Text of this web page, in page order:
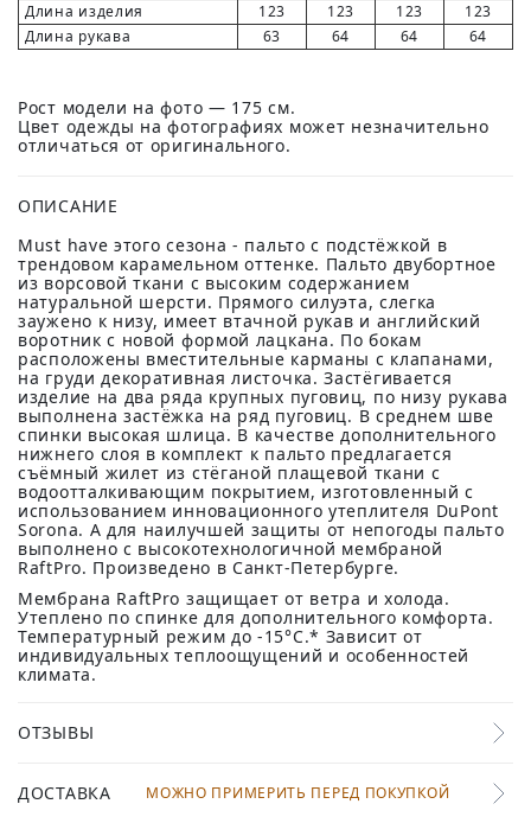
Длина изделия
123 123 123
123
Длина рукава
63 64 64 64
Рост модели на фото — 175 см.
Цвет одежды на фотографиях может незначительно
отличаться от оригинального.
ОПИСАНИЕ
Must have этого сезона - пальто с подстёжкой в
трендовом карамельном оттенке. Пальто двубортное
из ворсовой ткани с высоким содержанием
натуральной шерсти. Прямого силуэта, слегка
заужено к низу, имеет втачной рукав и английский
воротник с новой формой лацкана. По бокам
расположены вместительные карманы с клапанами,
на груди декоративная листочка. Застёгивается
изделие на два ряда крупных пуговиц, по низу рукава
выполнена застёжка на ряд пуговиц. В среднем шве
спинки высокая шлица. В качестве дополнительного
нижнего слоя в комплект к пальто предлагается
съёмный жилет из стёганой плащевой ткани с
водоотталкивающим покрытием, изготовленный с
использованием инновационного утеплителя DuPont
Sorona. А для наилучшей защиты от непогоды пальто
выполнено с высокотехнологичной мембраной
RaftPro. Произведено в Санкт-Петербурге.
Мембрана RaftPro защищает от ветра и холода.
Утеплено по спинке для дополнительного комфорта.
Температурный режим до -15°C.* Зависит от
индивидуальных теплоощущений и особенностей
климата.
ОТЗЫВЫ
ДОСТАВКА МОЖНО ПРИМЕРИТЬ ПЕРЕД ПОКУПКОЙ